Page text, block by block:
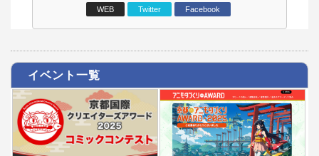
WEB Twitter Facebook
イベント一覧